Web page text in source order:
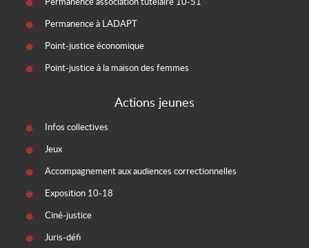
Permanence à LADAPT
Point-justice économique
Point-justice à la maison des femmes
Actions jeunes
Infos collectives
Jeux
Accompagnement aux audiences correctionnelles
Exposition 10-18
Ciné-justice
Juris-défi